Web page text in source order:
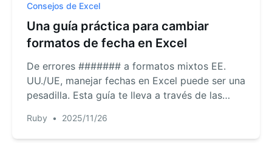
Consejos de Excel
Una guía práctica para cambiar
formatos de fecha en Excel
De errores ####### a formatos mixtos EE.
UU./UE, manejar fechas en Excel puede ser una
pesadilla. Esta guía te lleva a través de las
Celdas, fórmulas y Texto en Columnas—y
presenta una solución revolucionaria de IA que
Ruby • 2025/11/26